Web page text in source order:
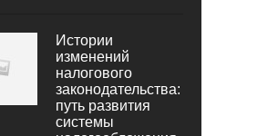
Истории
изменений
налогового
законодательства:
путь развития
системы